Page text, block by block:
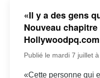
«Il y a des gens
Nouveau
Hollywoodpq.com
Publié le mardi 7 juillet
«Cette personne qui